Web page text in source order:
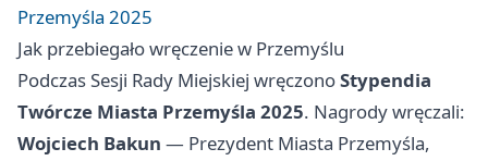
Przemyśla 2025
Jak przebiegało wręczenie w Przemyślu
Podczas Sesji Rady Miejskiej wręczonoStypendia
Twórcze Miasta Przemyśla 2025. Nagrody wręczali:
Wojciech Bakun — Prezydent Miasta Przemyśla,